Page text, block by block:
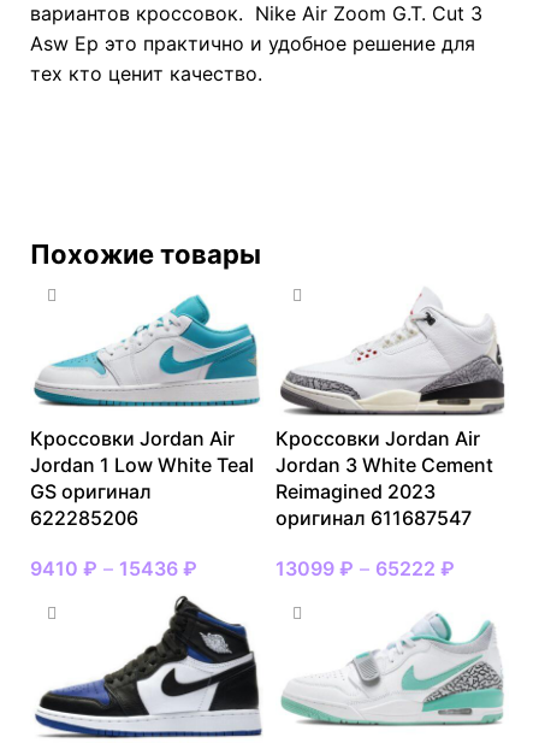
вариантов кроссовок. Nike Air Zoom G.T. Cut 3
Asw Ep это практично и удобное решение для
тех кто ценит качество.
Похожие товары
Кроссовки Jordan Air
Jordan 1 Low White Teal
GS оригинал
622285206
9410 ₽ – 15436 ₽
Кроссовки Jordan Air
Jordan 3 White Cement
Reimagined 2023
оригинал 611687547
13099 ₽ – 65222 ₽